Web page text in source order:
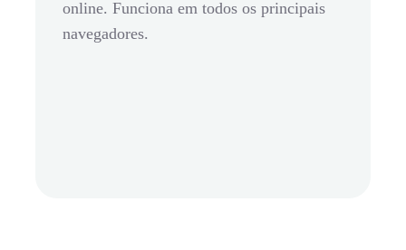
online. Funciona em todos os principais
navegadores.